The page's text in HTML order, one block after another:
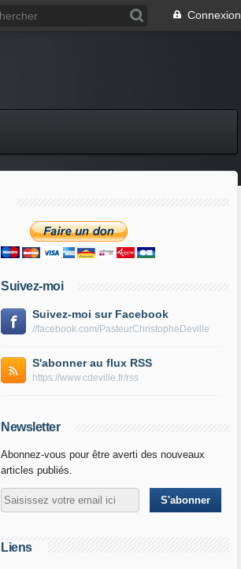
Connexion
Suivez-moi
Suivez-moi sur Facebook
//facebook.com/PasteurChristopheDeville
S'abonner au flux RSS
https://www.cdeville.fr/rss
Newsletter
Abonnez-vous pour être averti des nouveaux
articles publiés.
Liens